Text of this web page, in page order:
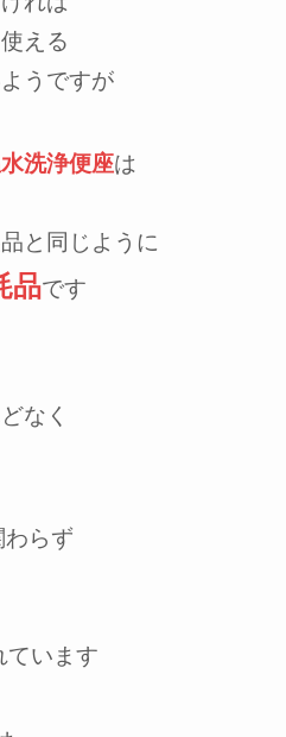
える
うですが
洗浄便座は
と同じように
品です
なく
らず
ています